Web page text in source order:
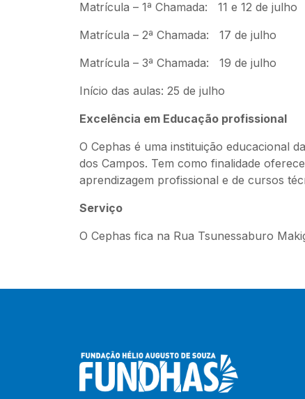
Matrícula – 1ª Chamada: 11 e 12 de julho
Matrícula – 2ª Chamada: 17 de julho
Matrícula – 3ª Chamada: 19 de julho
Início das aulas: 25 de julho
Excelência em Educação profissional
O Cephas é uma instituição educacional
dos Campos. Tem como finalidade
aprendizagem profissional e de cursos
Serviço
O Cephas fica na Rua Tsunessaburo